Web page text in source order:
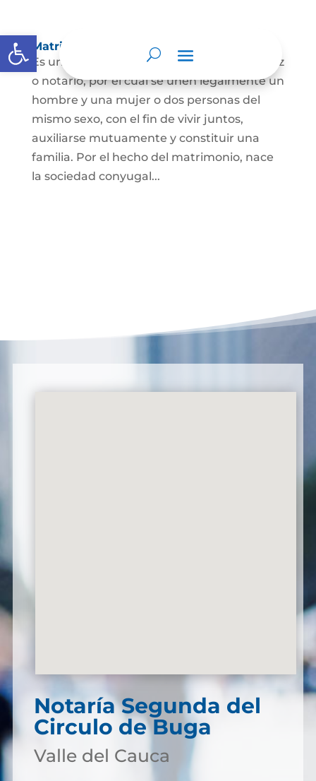
Abrir barra de herramientas
Matrimonio Civil
Es un contrato solemne celebrado ante juez
o notario, por el cual se unen legalmente un
hombre y una mujer o dos personas del
mismo sexo, con el fin de vivir juntos,
auxiliarse mutuamente y constituir una
familia. Por el hecho del matrimonio, nace
la sociedad conyugal...
Notaría Segunda del
Circulo de Buga
Valle del Cauca